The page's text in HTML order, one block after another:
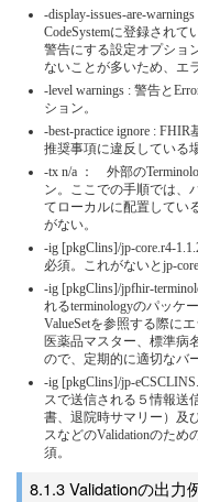
-display-issues-are-
CodeSystemに登録されて
警告にする設定オプショ
ないことが多いため、エ
-level warnings : 警告と
ション。
-best-practice ignore :
推奨事項に違反している
-tx n/a ： 外部の
ン。ここでの手順では、
てローカルに配置してい
がない。
-ig [pkgClins]/jp-core.r4-
必須。これがないとjp-
-ig [pkgClins]/jpfhir-
れるterminologyのパッケ
ValueSetを参照する際に
医薬品マスター、標準病
ので、定期的に適切なバ
-ig [pkgClins]/jp-
スで送信される５情報送
書、退院時サマリー）及
スなどのValidationのた
須。
Validationの出力